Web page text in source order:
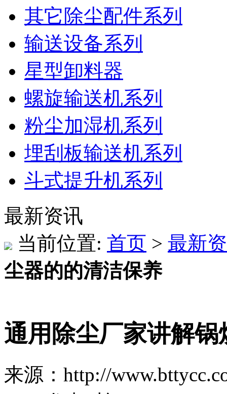
其它除尘配件系列
输送设备系列
星型卸料器
螺旋输送机系列
粉尘加湿机系列
埋刮板输送机系列
斗式提升机系列
最新资讯
当前位置: 首页 > 最新
尘器的的清洁保养
通用除尘厂家讲解
来源：http://